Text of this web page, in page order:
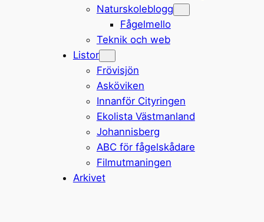
Naturskoleblogg
Fågelmello
Teknik och web
Listor
Frövisjön
Asköviken
Innanför Cityringen
Ekolista Västmanland
Johannisberg
ABC för fågelskådare
Filmutmaningen
Arkivet